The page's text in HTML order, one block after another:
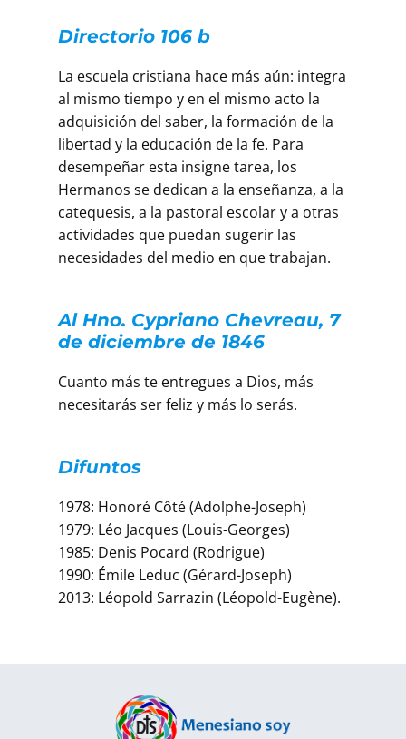
Directorio 106 b
La escuela cristiana hace más aún: integra
al mismo tiempo y en el mismo acto la
adquisición del saber, la formación de la
libertad y la educación de la fe. Para
desempeñar esta insigne tarea, los
Hermanos se dedican a la enseñanza, a la
catequesis, a la pastoral escolar y a otras
actividades que puedan sugerir las
necesidades del medio en que trabajan.
Al Hno. Cypriano Chevreau, 7
de diciembre de 1846
Cuanto más te entregues a Dios, más
necesitarás ser feliz y más lo serás.
Difuntos
1978: Honoré Côté (Adolphe-Joseph)
1979: Léo Jacques (Louis-Georges)
1985: Denis Pocard (Rodrigue)
1990: Émile Leduc (Gérard-Joseph)
2013: Léopold Sarrazin (Léopold-Eugène).